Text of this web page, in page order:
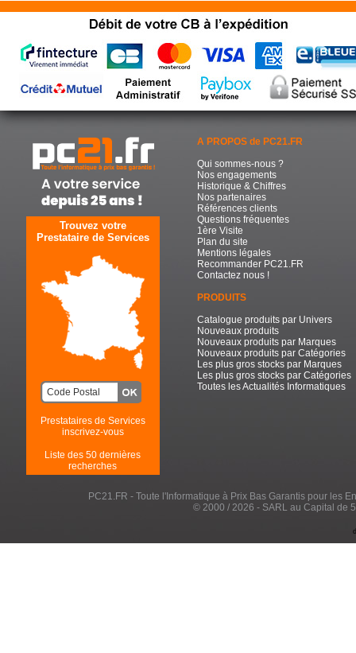
Trouvez votre
Prestataire de Services
Prestataires de Services
inscrivez-vous
Liste des 50 dernières
recherches
A PROPOS de PC21.FR
Qui sommes-nous ?
Nos engagements
Historique & Chiffres
Nos partenaires
Références clients
Questions fréquentes
1ère Visite
Plan du site
Mentions légales
Recommander PC21.FR
Contactez nous !
PRODUITS
Catalogue produits par Univers
Nouveaux produits
Nouveaux produits par Marques
Nouveaux produits par Catégories
Les plus gros stocks par Marques
Les plus gros stocks par Catégories
Toutes les Actualités Informatiques
PC21.FR - Toute l'Informatique à Prix Bas Garantis pour les
© 2000 / 2026 - SARL au Capital de